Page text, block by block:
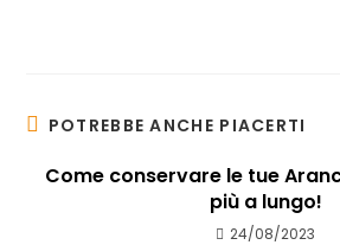
POTREBBE ANCHE PIACERTI
Come conservare le tue
più a lungo!
24/08/2023